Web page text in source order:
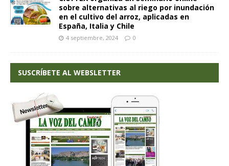
sobre alternativas al riego por inundación
en el cultivo del arroz, aplicadas en
España, Italia y Chile
4 septiembre, 2024 0
SUSCRÍBETE AL WEBSLETTER